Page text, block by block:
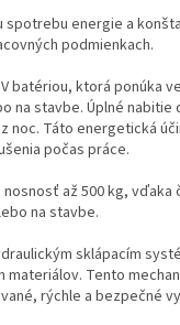
energie a
podmienkach.
batériou, ktorá
na stavbe. Úplné
noc. Táto energetická
počas práce.
nosnosť až 500 kg,
na stavbe.
sklápacím
Tento
rýchle a bezpečné